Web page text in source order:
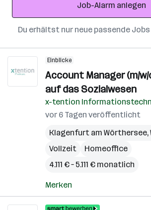
Job-Alarm anlegen
Du erhältst nur neue passende
Einblicke
Account Manager (m/
auf das Sozialwesen
x-tention
vor 6 Tagen veröffentlicht
Klagenfurt am Wörthersee,
Vollzeit
Homeoffice
4.111 € – 5.111 € monatlich
Merken